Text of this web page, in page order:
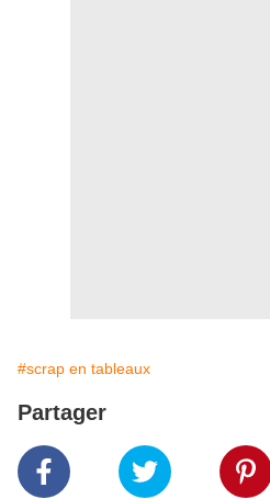
#scrap en tableaux
Partager